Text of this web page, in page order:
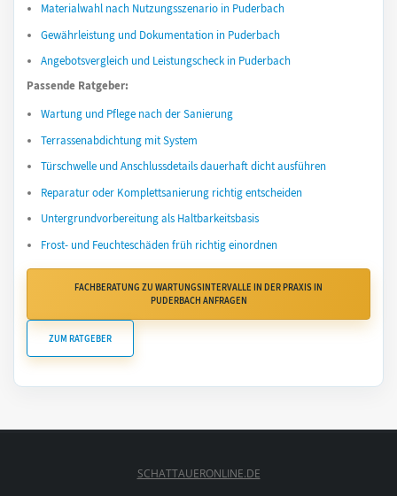
Materialwahl nach Nutzungsszenario in Puderbach
Gewährleistung und Dokumentation in Puderbach
Angebotsvergleich und Leistungscheck in Puderbach
Passende Ratgeber:
Wartung und Pflege nach der Sanierung
Terrassenabdichtung mit System
Türschwelle und Anschlussdetails dauerhaft dicht ausführen
Reparatur oder Komplettsanierung richtig entscheiden
Untergrundvorbereitung als Haltbarkeitsbasis
Frost- und Feuchteschäden früh richtig einordnen
FACHBERATUNG ZU WARTUNGSINTERVALLE IN DER PRAXIS IN
PUDERBACH ANFRAGEN
ZUM RATGEBER
SCHATTAUERONLINE.DE